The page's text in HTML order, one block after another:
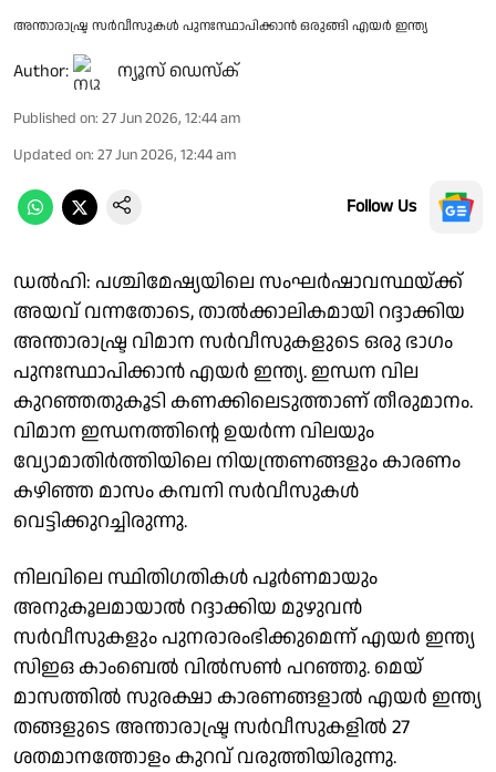
അന്താരാഷ്ട്ര സർവീസുകൾ പുനഃസ്ഥാപിക്കാൻ ഒരുങ്ങി എയർ ഇന്ത്യ
Author: ന്യൂസ് ഡെസ്ക്
Published on: 27 Jun 2026, 12:44 am
Updated on: 27 Jun 2026, 12:44 am
Follow Us
ഡൽഹി: പശ്ചിമേഷ്യയിലെ സംഘർഷാവസ്ഥയ്ക്ക്
അയവ് വന്നതോടെ, താൽക്കാലികമായി റദ്ദാക്കിയ
അന്താരാഷ്ട്ര വിമാന സർവീസുകളുടെ ഒരു ഭാഗം
പുനഃസ്ഥാപിക്കാൻ എയർ ഇന്ത്യ. ഇന്ധന വില
കുറഞ്ഞതുകൂടി കണക്കിലെടുത്താണ് തീരുമാനം.
വിമാന ഇന്ധനത്തിൻ്റെ ഉയർന്ന വിലയും
വ്യോമാതിർത്തിയിലെ നിയന്ത്രണങ്ങളും കാരണം
കഴിഞ്ഞ മാസം കമ്പനി സർവീസുകൾ
വെട്ടിക്കുറച്ചിരുന്നു.
നിലവിലെ സ്ഥിതിഗതികൾ പൂർണമായും
അനുകൂലമായാൽ റദ്ദാക്കിയ മുഴുവൻ
സർവീസുകളും പുനരാരംഭിക്കുമെന്ന് എയർ ഇന്ത്യ
സിഇഒ കാംബെൽ വിൽസൺ പറഞ്ഞു. മെയ്
മാസത്തിൽ സുരക്ഷാ കാരണങ്ങളാൽ എയർ ഇന്ത്യ
തങ്ങളുടെ അന്താരാഷ്ട്ര സർവീസുകളിൽ 27
ശതമാനത്തോളം കുറവ് വരുത്തിയിരുന്നു.